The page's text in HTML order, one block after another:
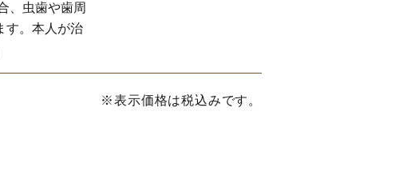
、虫歯や歯周
す。本人が治
※表示価格は税込みです。